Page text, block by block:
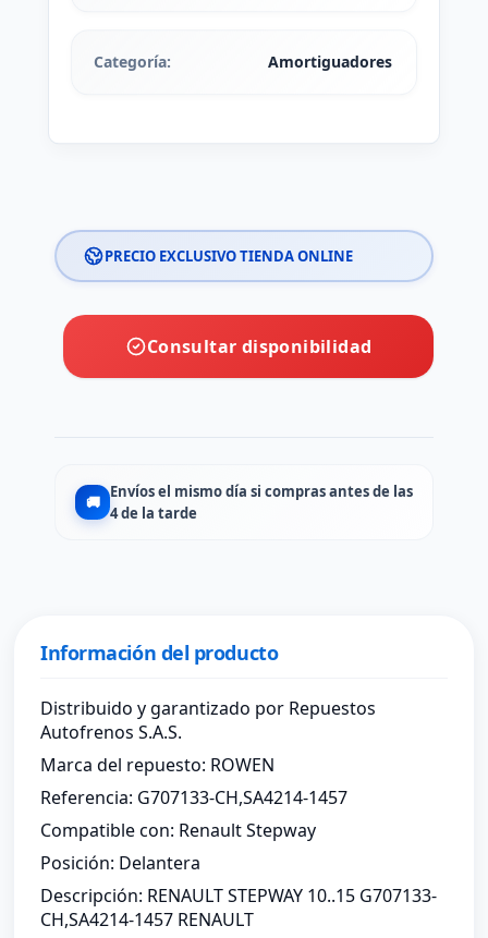
Categoría: Amortiguadores
PRECIO EXCLUSIVO TIENDA ONLINE
Consultar disponibilidad
🚚
Envíos el mismo día si compras antes de las
4 de la tarde
Información del producto
Distribuido y garantizado por Repuestos
Autofrenos S.A.S.
Marca del repuesto: ROWEN
Referencia: G707133-CH,SA4214-1457
Compatible con: Renault Stepway
Posición: Delantera
Descripción: RENAULT STEPWAY 10..15 G707133-
CH,SA4214-1457 RENAULT